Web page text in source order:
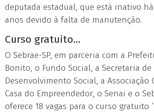
deputada estadual, que está inativo
anos devido à falta de manutenção.
Curso gratuito...
O Sebrae-SP, em parceria com a
Bonito, o Fundo Social, a Secretaria de
Desenvolvimento Social, a Associação
Casa do Empreendedor, o Senai e o
oferece 18 vagas para o curso gratuito